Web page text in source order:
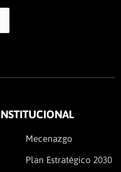
Mecenazgo
Plan Estratégico 2030